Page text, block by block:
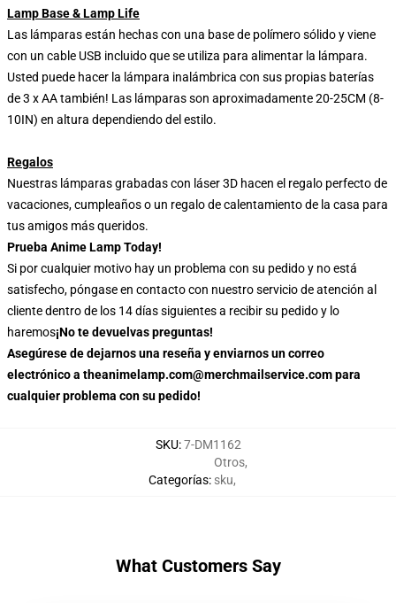
Lamp Base & Lamp Life
Las lámparas están hechas con una base de polímero sólido y viene
con un cable USB incluido que se utiliza para alimentar la lámpara.
Usted puede hacer la lámpara inalámbrica con sus propias baterías
de 3 x AA también! Las lámparas son aproximadamente 20-25CM (8-
10IN) en altura dependiendo del estilo.
Regalos
Nuestras lámparas grabadas con láser 3D hacen el regalo perfecto de
vacaciones, cumpleaños o un regalo de calentamiento de la casa para
tus amigos más queridos.
Prueba Anime Lamp Today!
Si por cualquier motivo hay un problema con su pedido y no está
satisfecho, póngase en contacto con nuestro servicio de atención al
cliente dentro de los 14 días siguientes a recibir su pedido y lo
haremos¡No te devuelvas preguntas!
Asegúrese de dejarnos una reseña y enviarnos un correo
electrónico a theanimelamp.com@merchmailservice.com para
cualquier problema con su pedido!
SKU:7-DM1162
Categorías:
Otros,
sku,
What Customers Say